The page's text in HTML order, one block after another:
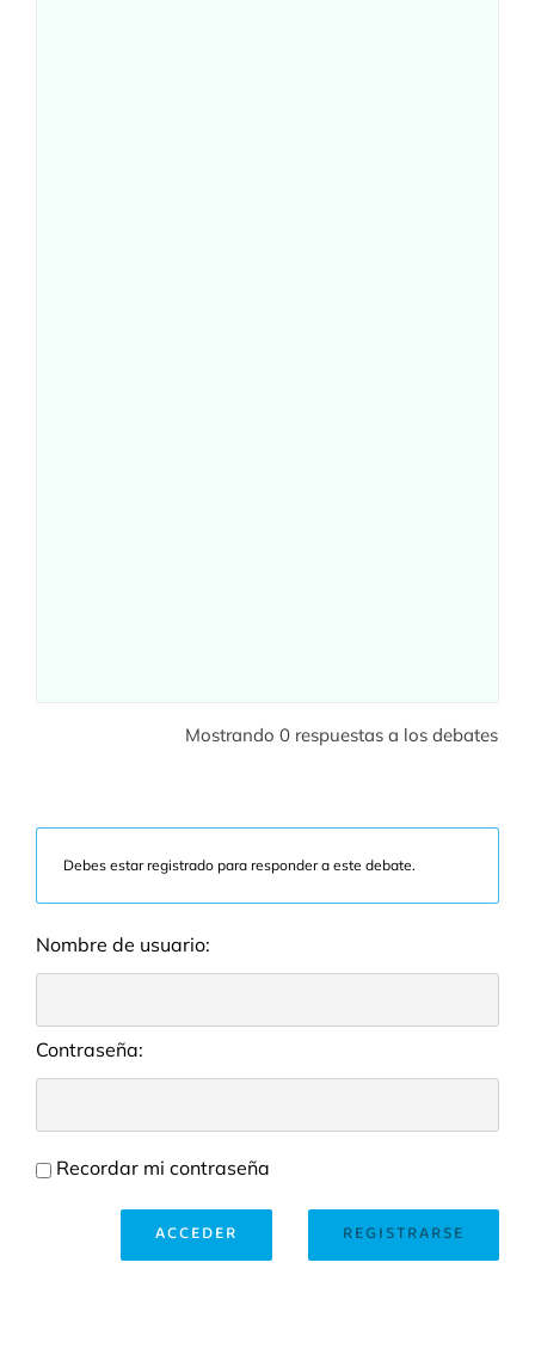
Mostrando 0 respuestas a los debates
Debes estar registrado para responder a este debate.
Nombre de usuario:
Contraseña:
Recordar mi contraseña
REGISTRARSE
ACCEDER